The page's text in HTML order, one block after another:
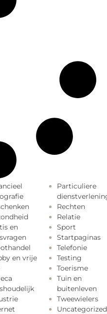
en
en vrije
Particuliere
Rechten
Relatie
Sport
Startpaginas
Telefonie
Testing
Toerisme
Tuin en
buitenleven
Tweewielers
Uncategorized